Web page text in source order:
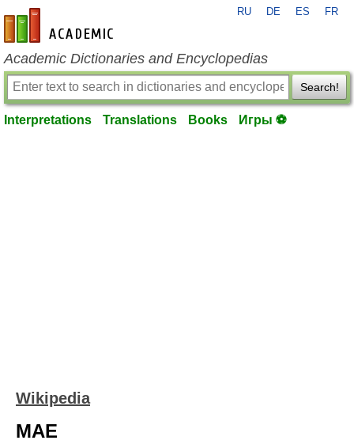
en-academic.com
RU DE ES FR
Academic Dictionaries and Encyclopedias
Search!
Interpretations Translations Books Игры ⚽
Wikipedia
MAE